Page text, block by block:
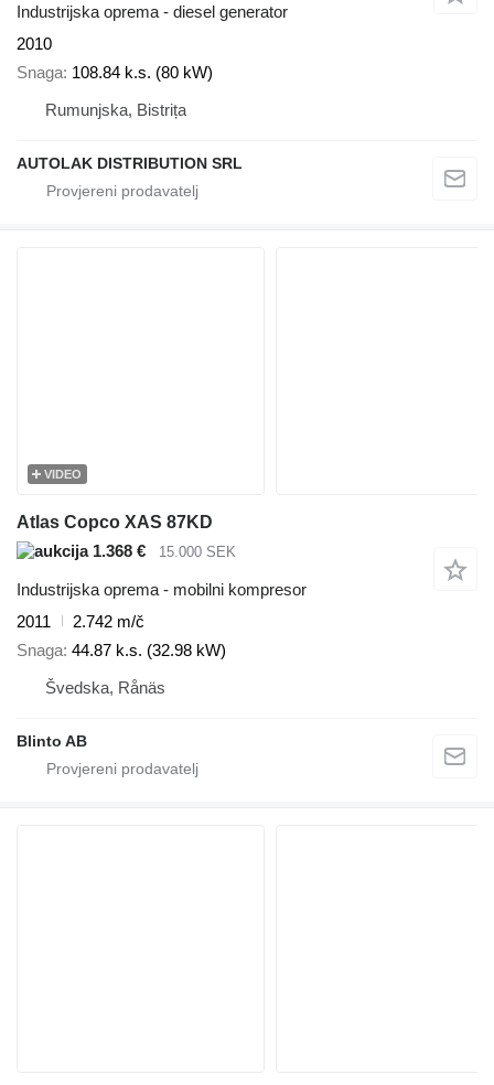
Industrijska oprema - diesel generator
2010
Snaga 108.84 k.s. (80 kW)
Rumunjska, Bistrița
AUTOLAK DISTRIBUTION SRL
VIDEO
Atlas Copco XAS 87KD
1.368 €
15.000 SEK
Industrijska oprema - mobilni kompresor
2011
2.742 m/č
Snaga 44.87 k.s. (32.98 kW)
Švedska, Rånäs
Blinto AB